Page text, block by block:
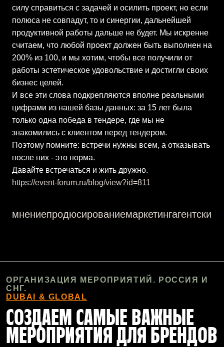
силу справиться с задачей и осилить проект, но если
полюса не совпадут, то и синергии, дальнейшей
продуктивной работы дальше не будет. Мы искренне
считаем, что любой проект должен быть выполнен на
200% из 100, и мы хотим, чтобы все получили от
работы эстетическое удовольствие и достигли своих
бизнес целей.
И все эти слова подкрепляются вполне реальными
цифрами из нашей базы данных: за 15 лет была
только одна победа в тендере, где мы не
знакомились с клиентом перед тендером.
Поэтому помните: встречи нужны всем, а отказывать
после них - это норма.
Давайте встречаться и жить дружно.
https://event-forum.ru/blog/view?id=811
мнениепродюсированиемаркетингагентский
ОРГАНИЗАЦИЯ МЕРОПРИЯТИЙ. РОССИЯ И
СНГ.
DUBAI & GLOBAL
СОЗДАЕМ САМЫЕ ВАЖНЫЕ
МЕРОПРИЯТИЯ ДЛЯ БРЕНДОВ